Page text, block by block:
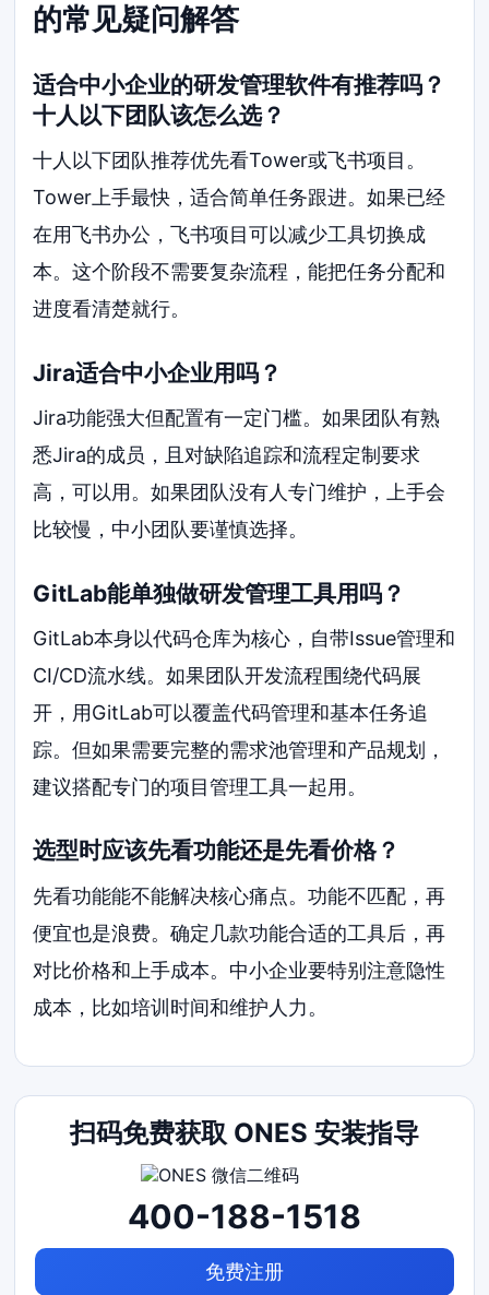
的常见疑问解答
适合中小企业的研发管理软件有推荐吗？
十人以下团队该怎么选？
十人以下团队推荐优先看Tower或飞书项目。
Tower上手最快，适合简单任务跟进。如果已经
在用飞书办公，飞书项目可以减少工具切换成
本。这个阶段不需要复杂流程，能把任务分配和
进度看清楚就行。
Jira适合中小企业用吗？
Jira功能强大但配置有一定门槛。如果团队有熟
悉Jira的成员，且对缺陷追踪和流程定制要求
高，可以用。如果团队没有人专门维护，上手会
比较慢，中小团队要谨慎选择。
GitLab能单独做研发管理工具用吗？
GitLab本身以代码仓库为核心，自带Issue管理和
CI/CD流水线。如果团队开发流程围绕代码展
开，用GitLab可以覆盖代码管理和基本任务追
踪。但如果需要完整的需求池管理和产品规划，
建议搭配专门的项目管理工具一起用。
选型时应该先看功能还是先看价格？
先看功能能不能解决核心痛点。功能不匹配，再
便宜也是浪费。确定几款功能合适的工具后，再
对比价格和上手成本。中小企业要特别注意隐性
成本，比如培训时间和维护人力。
扫码免费获取 ONES 安装指导
400-188-1518
免费注册